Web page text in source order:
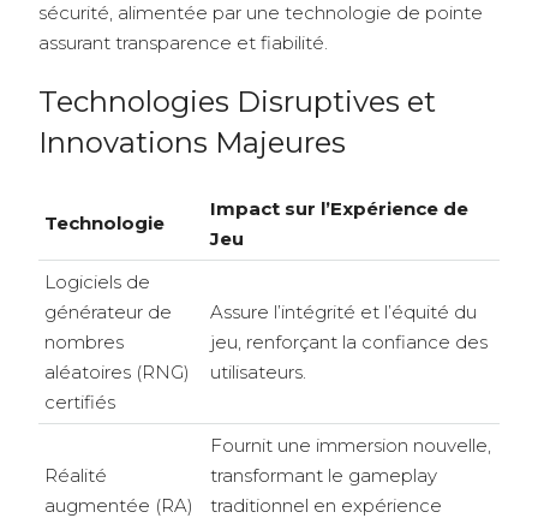
sécurité, alimentée par une technologie de pointe
assurant transparence et fiabilité.
Technologies Disruptives et
Innovations Majeures
Technologie
Impact sur l’Expérience de
Jeu
Logiciels de
générateur de
nombres
aléatoires (RNG)
certifiés
Assure l’intégrité et l’équité du
jeu, renforçant la confiance des
utilisateurs.
Réalité
augmentée (RA)
Fournit une immersion nouvelle,
transformant le gameplay
traditionnel en expérience